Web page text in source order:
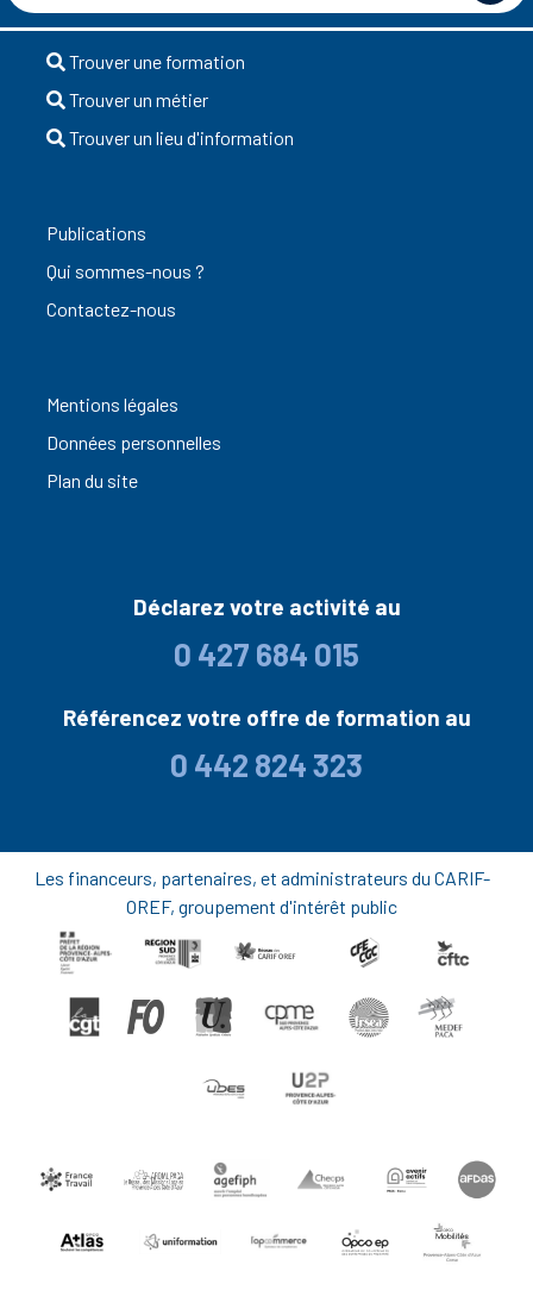
Trouver une formation
Trouver un métier
Trouver un lieu d'information
Publications
Qui sommes-nous ?
Contactez-nous
Mentions légales
Données personnelles
Plan du site
Déclarez votre activité au
0 427 684 015
Référencez votre offre de formation au
0 442 824 323
Les financeurs, partenaires, et administrateurs du CARIF-
OREF, groupement d'intérêt public